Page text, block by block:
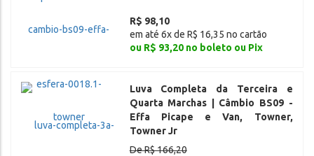
R$ 98,10
em até 6x de R$ 16,35 no cartão
ou R$ 93,20 no boleto ou Pix
Luva Completa da Terceira e
Quarta Marchas | Câmbio BS09 -
Effa Picape e Van, Towner,
Towner Jr
De R$ 166,20